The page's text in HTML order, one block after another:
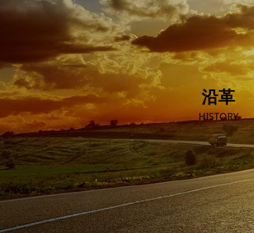
沿革
HISTORY